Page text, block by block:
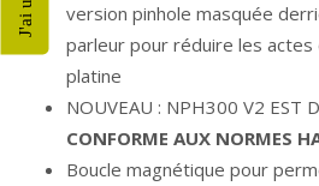
version pinhole masquée
parleur pour réduire les actes
platine
NOUVEAU : NPH300 V2 EST
CONFORME AUX NORMES
Boucle magnétique pour